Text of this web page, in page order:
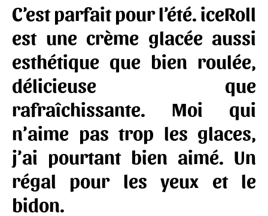
C’est parfait pour l’été. iceRoll
est une crème glacée aussi
esthétique que bien roulée,
délicieuse que
rafraîchissante. Moi qui
n’aime pas trop les glaces,
j’ai pourtant bien aimé. Un
régal pour les yeux et le
bidon.